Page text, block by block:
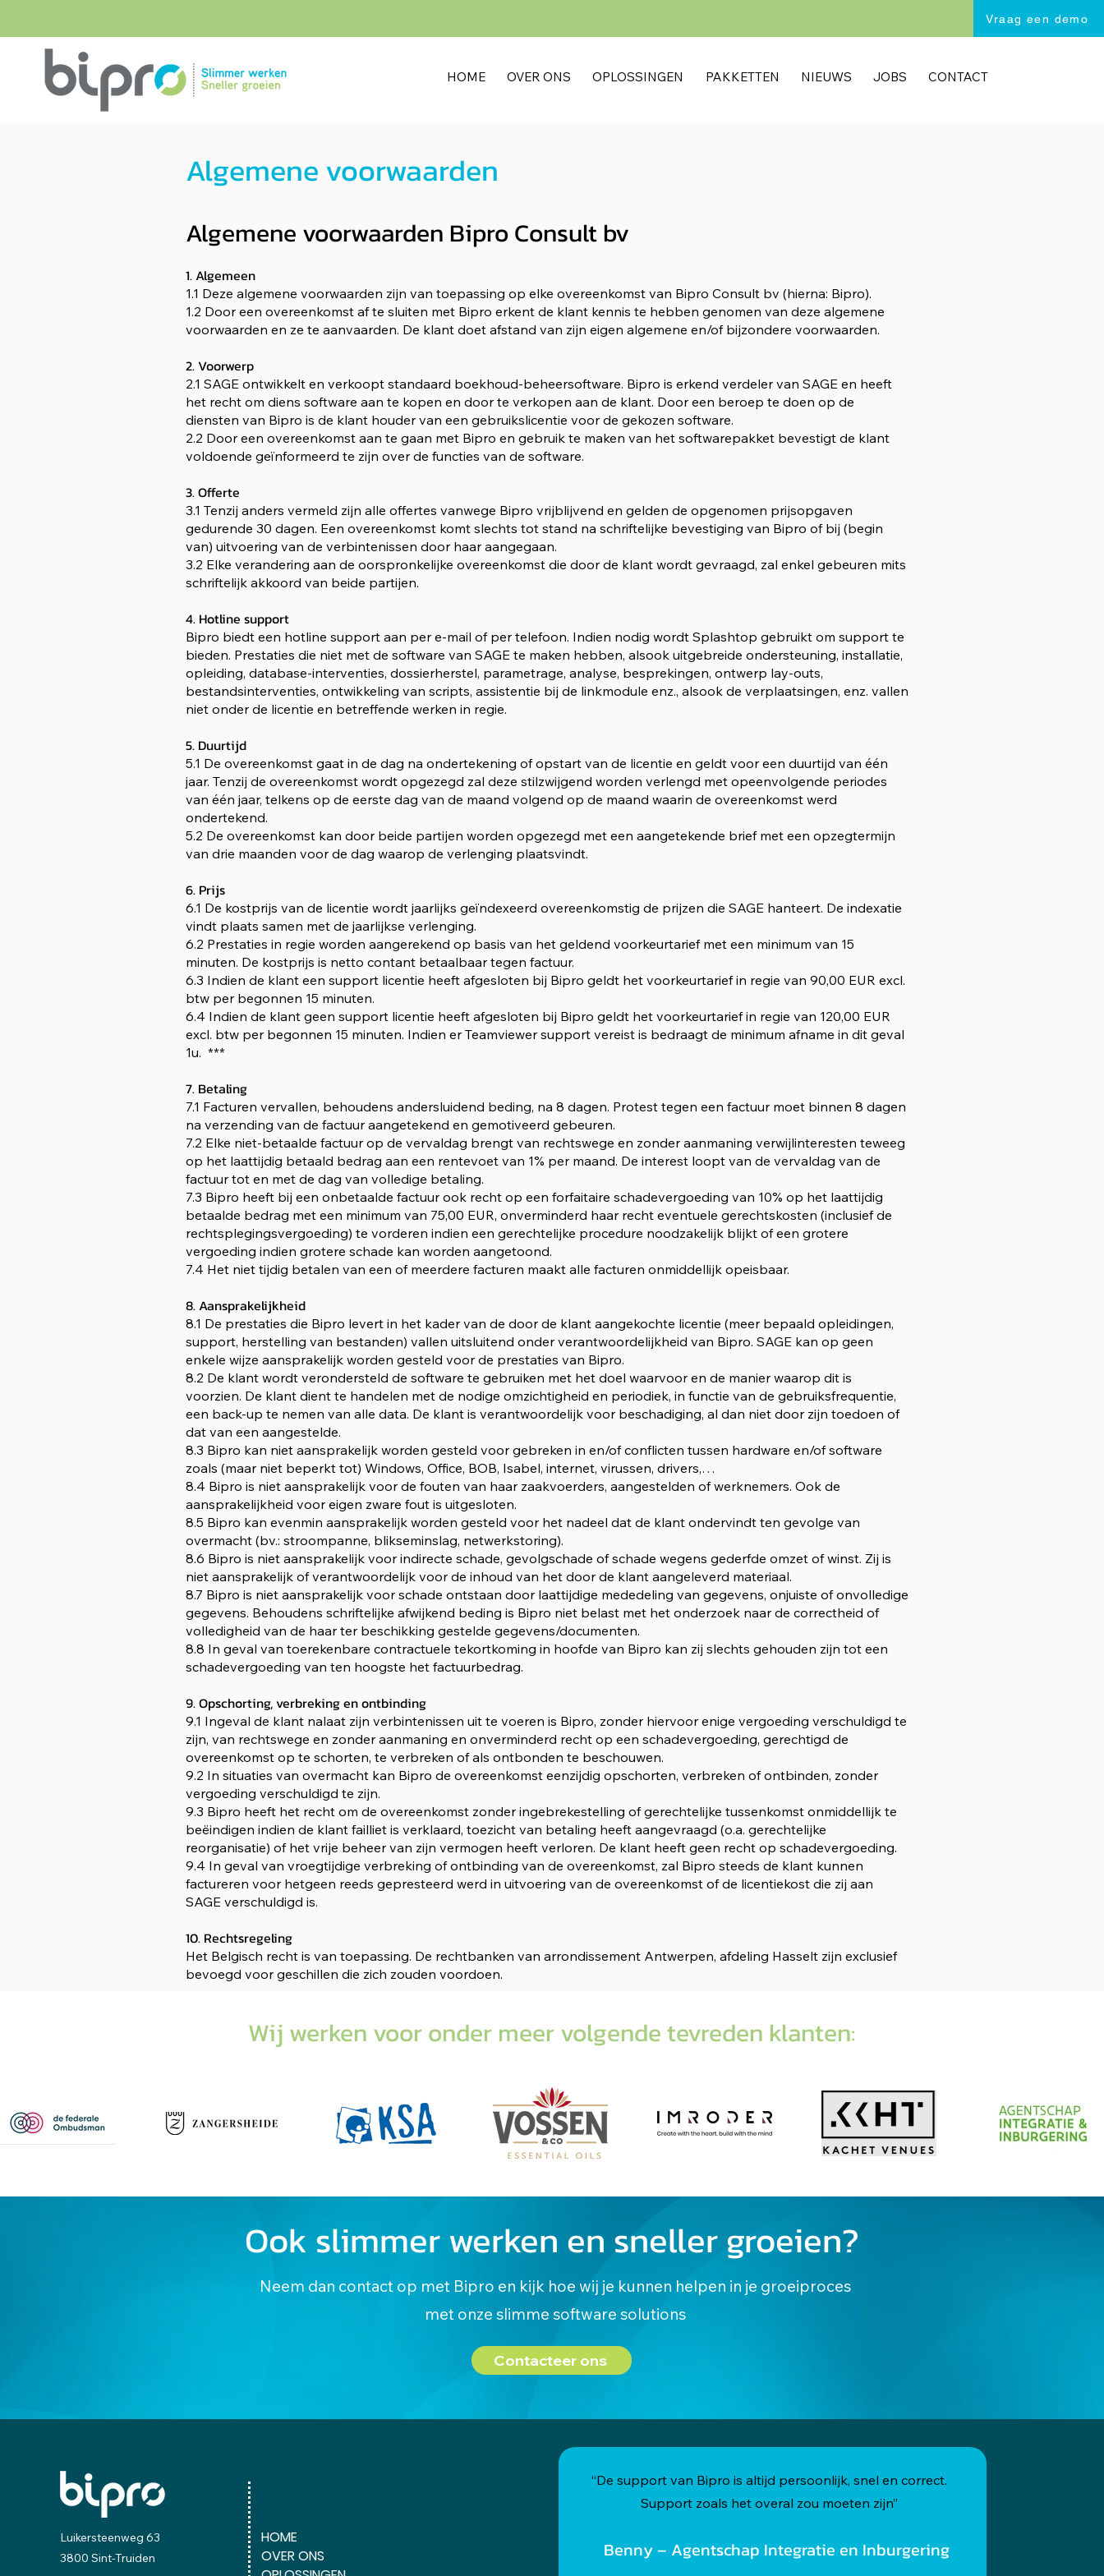
Vraag een demo
HOME OVER ONS OPLOSSINGEN PAKKETTEN NIEUWS JOBS CONTACT
Algemene voorwaarden
Algemene voorwaarden Bipro Consult bv
1. Algemeen
1.1 Deze algemene voorwaarden zijn van toepassing op elke overeenkomst van Bipro Consult bv (hierna: Bipro).
1.2 Door een overeenkomst af te sluiten met Bipro erkent de klant kennis te hebben genomen van deze algemene
voorwaarden en ze te aanvaarden. De klant doet afstand van zijn eigen algemene en/of bijzondere voorwaarden.
2. Voorwerp
2.1 SAGE ontwikkelt en verkoopt standaard boekhoud-beheersoftware. Bipro is erkend verdeler van SAGE en heeft
het recht om diens software aan te kopen en door te verkopen aan de klant. Door een beroep te doen op de
diensten van Bipro is de klant houder van een gebruikslicentie voor de gekozen software.
2.2 Door een overeenkomst aan te gaan met Bipro en gebruik te maken van het softwarepakket bevestigt de klant
voldoende geïnformeerd te zijn over de functies van de software.
3. Offerte
3.1 Tenzij anders vermeld zijn alle offertes vanwege Bipro vrijblijvend en gelden de opgenomen prijsopgaven
gedurende 30 dagen. Een overeenkomst komt slechts tot stand na schriftelijke bevestiging van Bipro of bij (begin
van) uitvoering van de verbintenissen door haar aangegaan.
3.2 Elke verandering aan de oorspronkelijke overeenkomst die door de klant wordt gevraagd, zal enkel gebeuren mits
schriftelijk akkoord van beide partijen.
4. Hotline support
Bipro biedt een hotline support aan per e-mail of per telefoon. Indien nodig wordt Splashtop gebruikt om support te
bieden. Prestaties die niet met de software van SAGE te maken hebben, alsook uitgebreide ondersteuning, installatie,
opleiding, database-interventies, dossierherstel, parametrage, analyse, besprekingen, ontwerp lay-outs,
bestandsinterventies, ontwikkeling van scripts, assistentie bij de linkmodule enz., alsook de verplaatsingen, enz. vallen
niet onder de licentie en betreffende werken in regie.
5. Duurtijd
5.1 De overeenkomst gaat in de dag na ondertekening of opstart van de licentie en geldt voor een duurtijd van één
jaar. Tenzij de overeenkomst wordt opgezegd zal deze stilzwijgend worden verlengd met opeenvolgende periodes
van één jaar, telkens op de eerste dag van de maand volgend op de maand waarin de overeenkomst werd
ondertekend.
5.2 De overeenkomst kan door beide partijen worden opgezegd met een aangetekende brief met een opzegtermijn
van drie maanden voor de dag waarop de verlenging plaatsvindt.
6. Prijs
6.1 De kostprijs van de licentie wordt jaarlijks geïndexeerd overeenkomstig de prijzen die SAGE hanteert. De indexatie
vindt plaats samen met de jaarlijkse verlenging.
6.2 Prestaties in regie worden aangerekend op basis van het geldend voorkeurtarief met een minimum van 15
minuten. De kostprijs is netto contant betaalbaar tegen factuur.
6.3 Indien de klant een support licentie heeft afgesloten bij Bipro geldt het voorkeurtarief in regie van 90,00 EUR excl.
btw per begonnen 15 minuten.
6.4 Indien de klant geen support licentie heeft afgesloten bij Bipro geldt het voorkeurtarief in regie van 120,00 EUR
excl. btw per begonnen 15 minuten. Indien er Teamviewer support vereist is bedraagt de minimum afname in dit geval
1u. ***
7. Betaling
7.1 Facturen vervallen, behoudens andersluidend beding, na 8 dagen. Protest tegen een factuur moet binnen 8 dagen
na verzending van de factuur aangetekend en gemotiveerd gebeuren.
7.2 Elke niet-betaalde factuur op de vervaldag brengt van rechtswege en zonder aanmaning verwijlinteresten teweeg
op het laattijdig betaald bedrag aan een rentevoet van 1% per maand. De interest loopt van de vervaldag van de
factuur tot en met de dag van volledige betaling.
7.3 Bipro heeft bij een onbetaalde factuur ook recht op een forfaitaire schadevergoeding van 10% op het laattijdig
betaalde bedrag met een minimum van 75,00 EUR, onverminderd haar recht eventuele gerechtskosten (inclusief de
rechtsplegingsvergoeding) te vorderen indien een gerechtelijke procedure noodzakelijk blijkt of een grotere
vergoeding indien grotere schade kan worden aangetoond.
7.4 Het niet tijdig betalen van een of meerdere facturen maakt alle facturen onmiddellijk opeisbaar.
8. Aansprakelijkheid
8.1 De prestaties die Bipro levert in het kader van de door de klant aangekochte licentie (meer bepaald opleidingen,
support, herstelling van bestanden) vallen uitsluitend onder verantwoordelijkheid van Bipro. SAGE kan op geen
enkele wijze aansprakelijk worden gesteld voor de prestaties van Bipro.
8.2 De klant wordt verondersteld de software te gebruiken met het doel waarvoor en de manier waarop dit is
voorzien. De klant dient te handelen met de nodige omzichtigheid en periodiek, in functie van de gebruiksfrequentie,
een back-up te nemen van alle data. De klant is verantwoordelijk voor beschadiging, al dan niet door zijn toedoen of
dat van een aangestelde.
8.3 Bipro kan niet aansprakelijk worden gesteld voor gebreken in en/of conflicten tussen hardware en/of software
zoals (maar niet beperkt tot) Windows, Office, BOB, Isabel, internet, virussen, drivers,…
8.4 Bipro is niet aansprakelijk voor de fouten van haar zaakvoerders, aangestelden of werknemers. Ook de
aansprakelijkheid voor eigen zware fout is uitgesloten.
8.5 Bipro kan evenmin aansprakelijk worden gesteld voor het nadeel dat de klant ondervindt ten gevolge van
overmacht (bv.: stroompanne, blikseminslag, netwerkstoring).
8.6 Bipro is niet aansprakelijk voor indirecte schade, gevolgschade of schade wegens gederfde omzet of winst. Zij is
niet aansprakelijk of verantwoordelijk voor de inhoud van het door de klant aangeleverd materiaal.
8.7 Bipro is niet aansprakelijk voor schade ontstaan door laattijdige mededeling van gegevens, onjuiste of onvolledige
gegevens. Behoudens schriftelijke afwijkend beding is Bipro niet belast met het onderzoek naar de correctheid of
volledigheid van de haar ter beschikking gestelde gegevens/documenten.
8.8 In geval van toerekenbare contractuele tekortkoming in hoofde van Bipro kan zij slechts gehouden zijn tot een
schadevergoeding van ten hoogste het factuurbedrag.
9. Opschorting, verbreking en ontbinding
9.1 Ingeval de klant nalaat zijn verbintenissen uit te voeren is Bipro, zonder hiervoor enige vergoeding verschuldigd te
zijn, van rechtswege en zonder aanmaning en onverminderd recht op een schadevergoeding, gerechtigd de
overeenkomst op te schorten, te verbreken of als ontbonden te beschouwen.
9.2 In situaties van overmacht kan Bipro de overeenkomst eenzijdig opschorten, verbreken of ontbinden, zonder
vergoeding verschuldigd te zijn.
9.3 Bipro heeft het recht om de overeenkomst zonder ingebrekestelling of gerechtelijke tussenkomst onmiddellijk te
beëindigen indien de klant failliet is verklaard, toezicht van betaling heeft aangevraagd (o.a. gerechtelijke
reorganisatie) of het vrije beheer van zijn vermogen heeft verloren. De klant heeft geen recht op schadevergoeding.
9.4 In geval van vroegtijdige verbreking of ontbinding van de overeenkomst, zal Bipro steeds de klant kunnen
factureren voor hetgeen reeds gepresteerd werd in uitvoering van de overeenkomst of de licentiekost die zij aan
SAGE verschuldigd is.
10. Rechtsregeling
Het Belgisch recht is van toepassing. De rechtbanken van arrondissement Antwerpen, afdeling Hasselt zijn exclusief
bevoegd voor geschillen die zich zouden voordoen.
Wij werken voor onder meer volgende tevreden klanten:
Ook slimmer werken en sneller groeien?
Neem dan contact op met Bipro en kijk hoe wij je kunnen helpen in je groeiproces
met onze slimme software solutions
Contacteer ons
Luikersteenweg 63
3800 Sint-Truiden
HOME
OVER ONS
“De support van Bipro is altijd persoonlijk, snel en correct.
Support zoals het overal zou moeten zijn”
Benny – Agentschap Integratie en Inburgering